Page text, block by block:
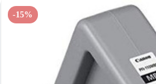
-15%